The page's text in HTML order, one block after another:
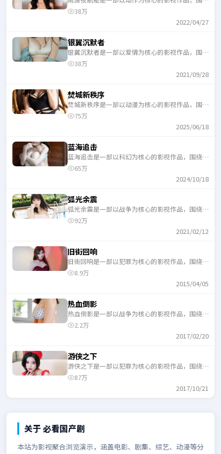
危机、反转与人物成长展开，整体节奏紧凑，适合
38万
2022/04/27
银翼沉默者
银翼沉默者是一部以爱情为核心的影视作品，围绕
危机、反转与人物成长展开，整体节奏紧凑，适合
38万
2021/09/28
焚城新秩序
焚城新秩序是一部以动漫为核心的影视作品，围绕
危机、反转与人物成长展开，整体节奏紧凑，适合
75万
2025/06/18
蓝海追击
蓝海追击是一部以科幻为核心的影视作品，围绕危
机、反转与人物成长展开，整体节奏紧凑，适合一
65万
2024/10/18
弧光余震
弧光余震是一部以战争为核心的影视作品，围绕危
机、反转与人物成长展开，整体节奏紧凑，适合一
92万
2021/02/12
旧街回响
旧街回响是一部以犯罪为核心的影视作品，围绕危
机、反转与人物成长展开，整体节奏紧凑，适合一
8.9万
2015/04/05
热血倒影
热血倒影是一部以战争为核心的影视作品，围绕危
机、反转与人物成长展开，整体节奏紧凑，适合一
2.2万
2017/02/20
游侠之下
游侠之下是一部以犯罪为核心的影视作品，围绕危
机、反转与人物成长展开，整体节奏紧凑，适合一
87万
2017/10/21
关于必看国产剧
本站为影视聚合浏览演示，涵盖电影、剧集、综艺、动漫等分